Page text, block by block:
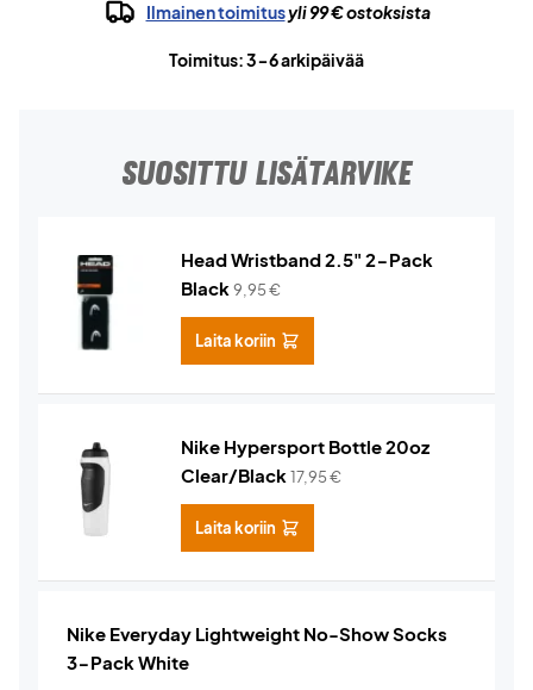
Ilmainen toimitusyli 99 € ostoksista
Toimitus: 3-6 arkipäivää
SUOSITTU LISÄTARVIKE
Head Wristband 2.5" 2-Pack
Black9,95€
Laita koriin
Nike Hypersport Bottle 20oz
Clear/Black17,95€
Laita koriin
Nike Everyday Lightweight No-Show Socks
3-Pack White